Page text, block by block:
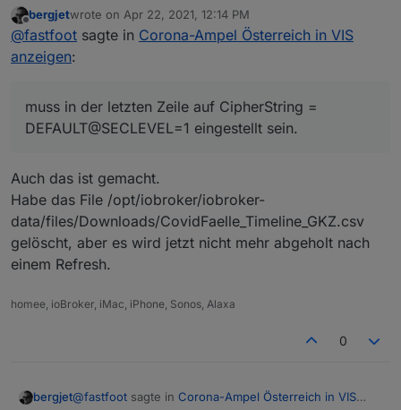
Aber das File ist jedoch vorhanden, aber ohne
muss in der letzten Zeile auf
CipherString =
DEFAULT@SECLEVEL=1 eingestellt sein.
Offline
bergjetwrote on Apr 22, 2021, 12:14 PM
last edited by
@fastfoot sagte in Corona-Ampel Österreich in VIS
anzeigen:
muss in der letzten Zeile auf CipherString =
DEFAULT@SECLEVEL=1 eingestellt sein.
Auch das ist gemacht.
Habe das File /opt/iobroker/iobroker-
data/files/Downloads/CovidFaelle_Timeline_GKZ.csv
gelöscht, aber es wird jetzt nicht mehr abgeholt nach
einem Refresh.
homee, ioBroker, iMac, iPhone, Sonos, Alaxa
0
bergjet@fastfoot sagte in Corona-Ampel Österreich in VIS